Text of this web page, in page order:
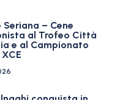
Seriana – Cene
al Trofeo Città
e al Campionato